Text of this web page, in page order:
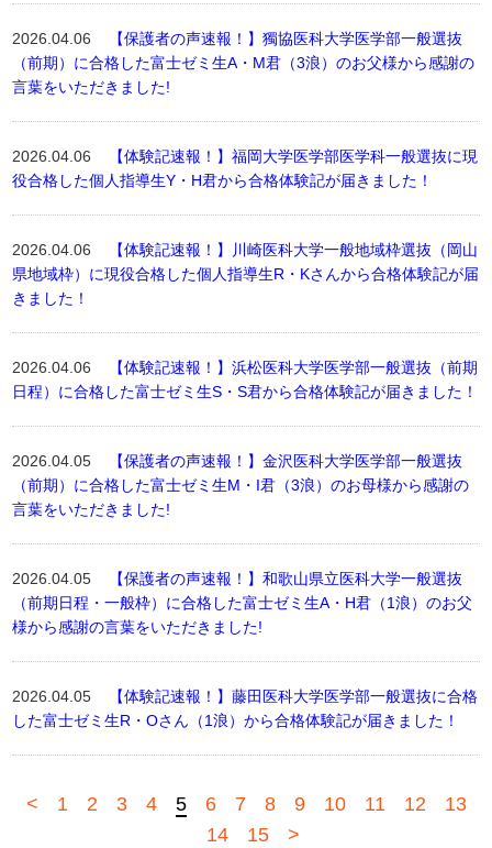
2026.04.06
【保護者の声速報！】獨協医科大学医学部一般選抜
（前期）に合格した富士ゼミ生A・M君（3浪）のお父様から感謝の
言葉をいただきました!
2026.04.06
【体験記速報！】福岡大学医学部医学科一般選抜に現
役合格した個人指導生Y・H君から合格体験記が届きました！
2026.04.06
【体験記速報！】川崎医科大学一般地域枠選抜（岡山
県地域枠）に現役合格した個人指導生R・Kさんから合格体験記が届
きました！
2026.04.06
【体験記速報！】浜松医科大学医学部一般選抜（前期
日程）に合格した富士ゼミ生S・S君から合格体験記が届きました！
2026.04.05
【保護者の声速報！】金沢医科大学医学部一般選抜
（前期）に合格した富士ゼミ生M・I君（3浪）のお母様から感謝の
言葉をいただきました!
2026.04.05
【保護者の声速報！】和歌山県立医科大学一般選抜
（前期日程・一般枠）に合格した富士ゼミ生A・H君（1浪）のお父
様から感謝の言葉をいただきました!
2026.04.05
【体験記速報！】藤田医科大学医学部一般選抜に合格
した富士ゼミ生R・Oさん（1浪）から合格体験記が届きました！
< 1 2 3 4 5 6 7 8 9 10 11 12
13
14
15 >